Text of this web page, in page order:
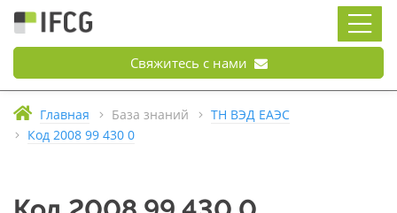
Свяжитесь с нами
Главная База знаний
ТН ВЭД ЕАЭС
Код 2008 99 430 0